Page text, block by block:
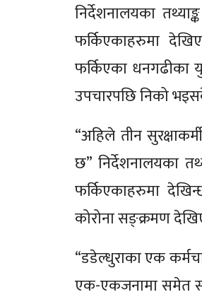
निर्देशनालयका
फर्किएकाहरुमा
फर्किएका धनगढीका
उपचारपछि निको
“अहिले तीन
छ” निर्देशनालयका
फर्किएकाहरुमा
कोरोना सङ्क्रमण
“डडेल्धुराका एक
एक-एकजनामा समेत